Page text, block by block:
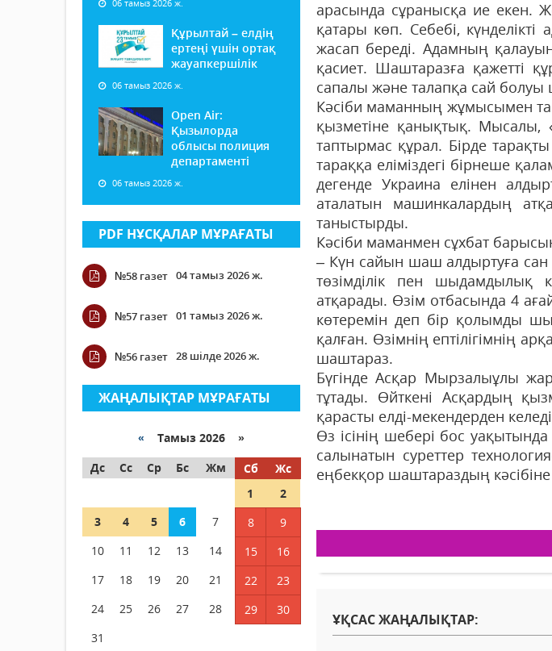
06 тамыз 2026 ж.
Құрылтай – елдің
ертеңі үшін ортақ
жауапкершілік
06 тамыз 2026 ж.
Open Air:
Қызылорда
облысы полиция
департаменті
06 тамыз 2026 ж.
PDF НҰСҚАЛАР МҰРАҒАТЫ
№58 газет 04 тамыз 2026 ж.
№57 газет 01 тамыз 2026 ж.
№56 газет 28 шілде 2026 ж.
ЖАҢАЛЫҚТАР МҰРАҒАТЫ
« Тамыз 2026 »
Дс
Сс Ср Бс Жм Сб
Жс
1
2
3
4 5 6 7 8
9
10
11 12 13 14 15
16
17
18 19 20 21 22
23
24
25 26 27 28 29
30
31
арасында сұранысқа ие екен.
қатары көп. Себебі,
жасап береді. Адамның
қасиет. Шаштаразға қажетті
сапалы және талапқа сай болуы
Кәсіби маманның жұмысымен
қызметіне қанық­тық. Мысалы,
таптырмас құрал. Бірде
тараққа еліміздегі бірнеше
дегенде Украина елінен
аталатын машинкалардың
таныстырды.
Кәсіби маманмен сұхбат
– Күн сайын шаш алдыртуға сан
төзімділік пен шыдамдылық
атқарады. Өзім отбасында 4
көтеремін деп бір қолымды
қалған. Өзімнің ептілігімнің
шаштараз.
Бүгінде Асқар Мырзалыұлы
тұтады. Өйткені Асқардың
қарасты елді-мекендерден
Өз ісінің шебері бос
салынатын су­рет­тер
еңбекқор шаштараздың
ҰҚСАС ЖАҢАЛЫҚТАР: